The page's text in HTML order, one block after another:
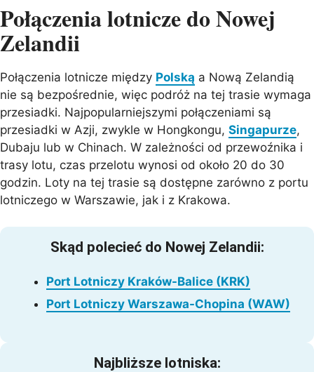
Połączenia lotnicze do Nowej
Zelandii
Połączenia lotnicze między Polską a Nową Zelandią
nie są bezpośrednie, więc podróż na tej trasie wymaga
przesiadki. Najpopularniejszymi połączeniami są
przesiadki w Azji, zwykle w Hongkongu, Singapurze,
Dubaju lub w Chinach. W zależności od przewoźnika i
trasy lotu, czas przelotu wynosi od około 20 do 30
godzin. Loty na tej trasie są dostępne zarówno z portu
lotniczego w Warszawie, jak i z Krakowa.
Skąd polecieć do Nowej Zelandii:
Port Lotniczy Kraków-Balice (KRK)
Port Lotniczy Warszawa-Chopina (WAW)
Najbliższe lotniska: